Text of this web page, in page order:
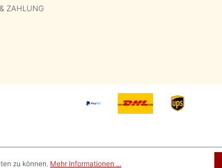
ZAHLUNG
zu können. Mehr Informationen ...